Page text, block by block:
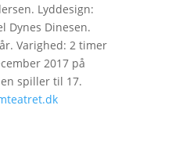
Lyddesign:
Dynes Dinesen.
Varighed: 2 timer
2017 på
spiller til 17.